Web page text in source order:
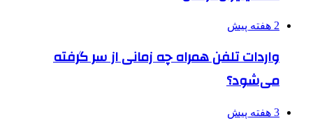
2 هفته پیش
واردات تلفن همراه چه زمانی از سر گرفته
می‌شود؟
3 هفته پیش